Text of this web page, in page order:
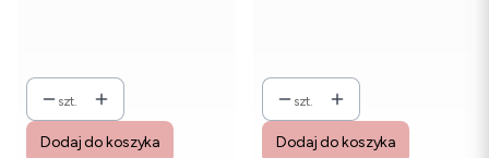
szt.
Dodaj do koszyka
szt.
Dodaj do koszyka